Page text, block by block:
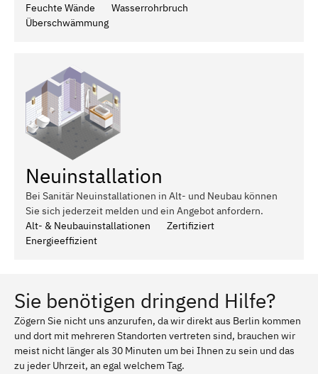
Feuchte Wände
Wasserrohrbruch
Überschwämmung
Neuinstallation
Bei Sanitär Neuinstallationen in Alt- und Neubau können
Sie sich jederzeit melden und ein Angebot anfordern.
Alt- & Neubauinstallationen
Zertifiziert
Energieeffizient
Sie benötigen dringend Hilfe?
Zögern Sie nicht uns anzurufen, da wir direkt aus Berlin kommen
und dort mit mehreren Standorten vertreten sind, brauchen wir
meist nicht länger als 30 Minuten um bei Ihnen zu sein und das
zu jeder Uhrzeit, an egal welchem Tag.